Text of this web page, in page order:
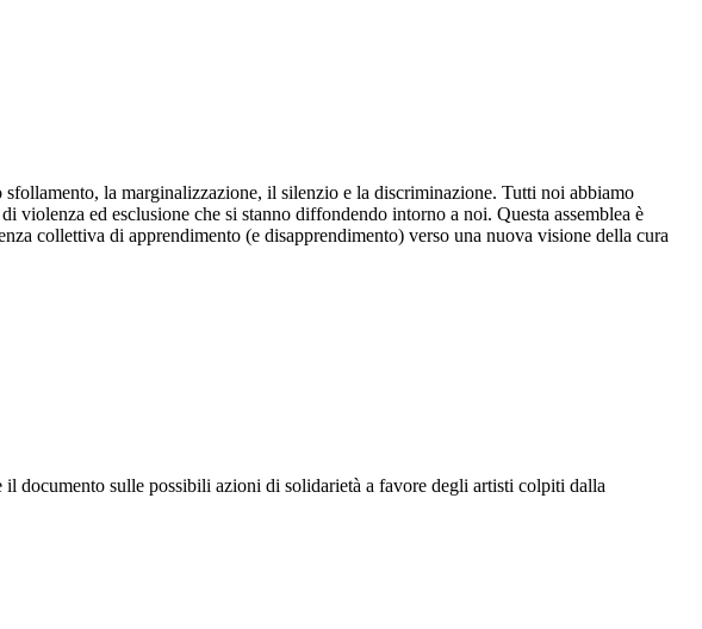
la marginalizzazione, il silenzio e la discriminazione. Tutti noi abbiamo
ed esclusione che si stanno diffondendo intorno a noi. Questa assemblea è
collettiva di apprendimento (e disapprendimento) verso una nuova visione della cura
documento sulle possibili azioni di solidarietà a favore degli artisti colpiti dalla